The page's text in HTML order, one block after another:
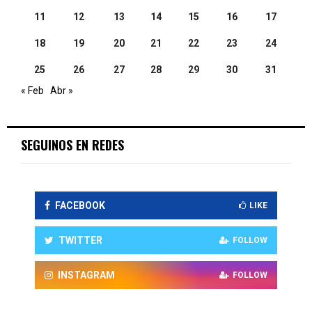
11 12 13 14 15 16 17
18 19 20 21 22 23 24
25 26 27 28 29 30
31
« Feb
Abr »
SEGUINOS EN REDES
FACEBOOK LIKE
TWITTER FOLLOW
INSTAGRAM FOLLOW